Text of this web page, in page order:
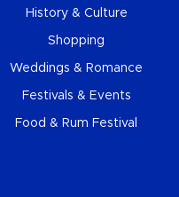
History & Culture
Shopping
Weddings & Romance
Festivals & Events
Food & Rum Festival